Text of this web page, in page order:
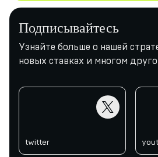
Подписывайтесь
Узнайте больше о нашей
новых ставках и многом
twitter